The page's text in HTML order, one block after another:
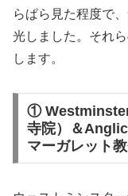
らぱら見た程度で
光しました。それ
します。
①
寺院）＆
マーガレット